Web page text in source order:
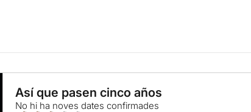
Así que pasen cinco años
No hi ha noves dates confirmades